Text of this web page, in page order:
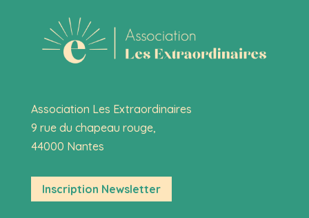
Association Les Extraordinaires
9 rue du chapeau rouge,
44000 Nantes
Inscription Newsletter